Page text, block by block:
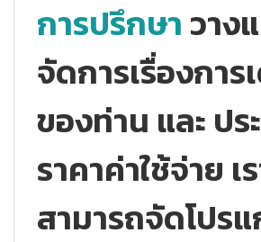
การปรึกษา วาง
จัดการเรื่องการ
ของท่าน และ ป
ราคาค่าใช้จ่าย เ
สามารถจัดโปร